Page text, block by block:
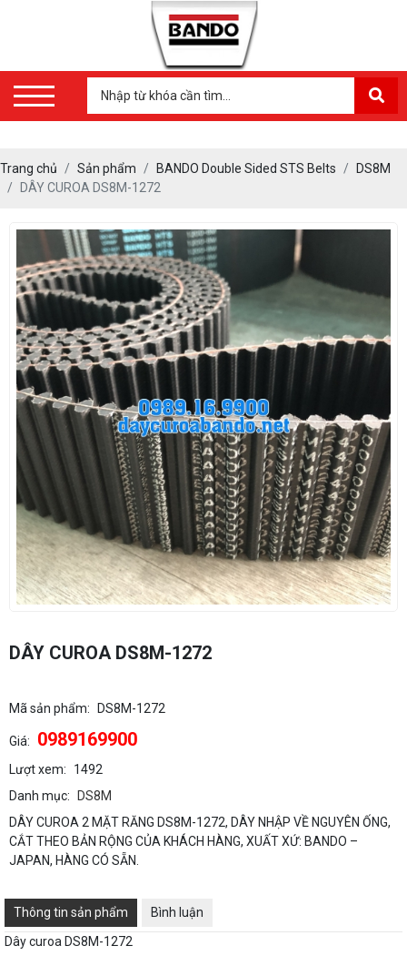
Trang chủ Sản phẩm BANDO Double Sided STS Belts
DS8M
DÂY CUROA DS8M-1272
DÂY CUROA DS8M-1272
Mã sản phẩm: DS8M-1272
Giá: 0989169900
Lượt xem:
1492
Danh mục:
DS8M
DÂY CUROA 2 MẶT RĂNG DS8M-1272, DÂY NHẬP VỀ NGUYÊN ỐNG,
CẮT THEO BẢN RỘNG CỦA KHÁCH HÀNG, XUẤT XỨ: BANDO –
JAPAN, HÀNG CÓ SẴN.
Thông tin sản phẩm
Bình luận
Dây curoa DS8M-1272